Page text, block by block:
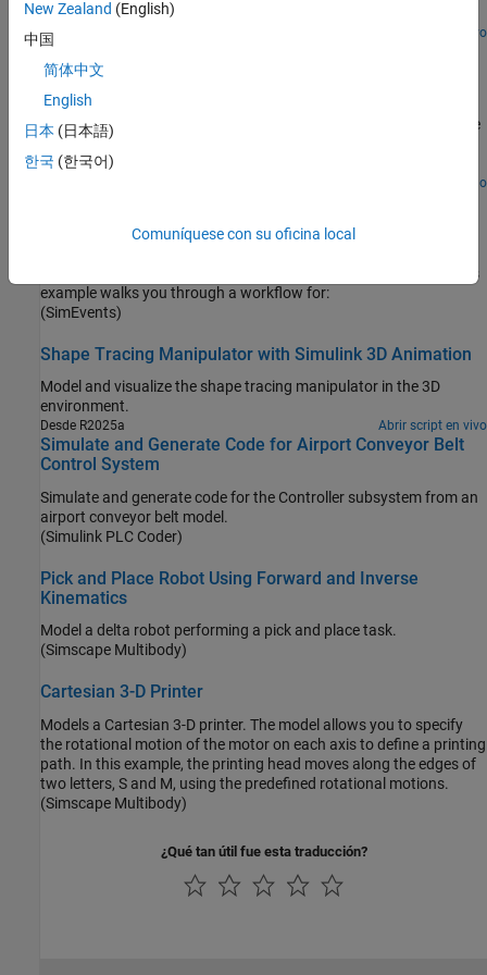
process with dead-time.
Abrir script en vivo
Two Degree-of-Freedom PID Control for Setpoint
Tracking
Regulate the speed of an electric motor using two degree-of-
freedom PID control with set-point weighting. This model uses the
PID Controller (2DOF) block. The model changes the setpoint
values between 60 and 30 rpm. To convert the units to rad/s for
use in the PID controller, the model uses a Signal Conversion block.
Abrir modelo
line that processes jobs based on a pre-determined schedule. This
example walks you through a workflow for:
(SimEvents)
Shape Tracing Manipulator with Simulink 3D Animation
Model and visualize the shape tracing manipulator in the 3D
environment.
Desde R2025a Abrir script en vivo
Simulate and Generate Code for Airport Conveyor Belt
Control System
Simulate and generate code for the Controller subsystem from an
airport conveyor belt model.
(Simulink PLC Coder)
Pick and Place Robot Using Forward and Inverse
Kinematics
Model a delta robot performing a pick and place task.
(Simscape Multibody)
Cartesian 3-D Printer
Models a Cartesian 3-D printer. The model allows you to specify
the rotational motion of the motor on each axis to define a printing
path. In this example, the printing head moves along the edges of
two letters, S and M, using the predefined rotational motions.
(Simscape Multibody)
¿Qué tan útil fue esta traducción?
New Zealand (English)
中国
简体中文
English
日本 (日本語)
한국 (한국어)
Comuníquese con su oficina local